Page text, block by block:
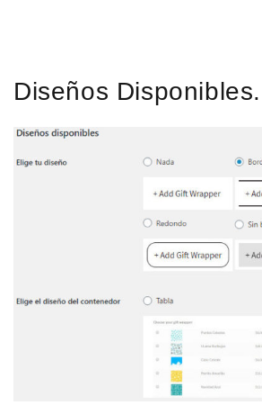
Diseños Disponibles.